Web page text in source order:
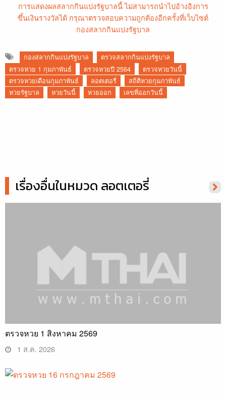
การแสดงผลสลากกินแบ่งรัฐบาลนี้ ไม่สามารถนำไปอ้างอิงการ
ขึ้นเงินรางวัลได้ กรุณาตรวจสอบความถูกต้องอีกครั้งที่เว็บไซต์
กองสลากกินแบ่งรัฐบาล
กองสลากกินแบ่งรัฐบาล
ตรวจสลากกินแบ่งรัฐบาล
ตรวจหวย 1 กุมภาพันธ์
ตรวจหวยปี 2564
ตรวจหวยวันนี้
ตรวจหวยเดือนกุมภาพันธ์
ลอตเตอรี่
สถิติหวยกุมภาพันธ์
หวยรัฐบาล
หวยวันนี้ หวยออก เลขที่ออกวันนี้
เรื่องอื่นในหมวด ลอตเตอรี่
ตรวจหวย 1 สิงหาคม 2569
1 ส.ค. 2026